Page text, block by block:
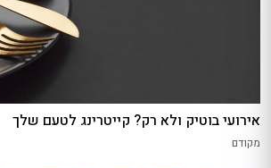
אירועי בוטיק ולא רק? קייטרינג לטעם שלך
מקודם